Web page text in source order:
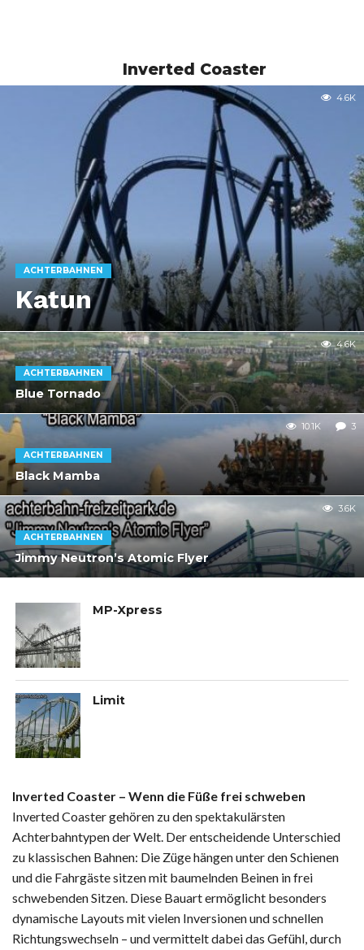
Inverted Coaster
ACHTERBAHNEN
Katun
4.6K
ACHTERBAHNEN
Blue Tornado
4.6K
ACHTERBAHNEN
Black Mamba
10.1K 3
ACHTERBAHNEN
Jimmy Neutron’s Atomic Flyer
3.6K
MP-Xpress
Limit
Inverted Coaster – Wenn die Füße frei schweben
Inverted Coaster gehören zu den spektakulärsten
Achterbahntypen der Welt. Der entscheidende Unterschied
zu klassischen Bahnen: Die Züge hängen unter den Schienen
und die Fahrgäste sitzen mit baumelnden Beinen in frei
schwebenden Sitzen. Diese Bauart ermöglicht besonders
dynamische Layouts mit vielen Inversionen und schnellen
Richtungswechseln – und vermittelt dabei das Gefühl, durch